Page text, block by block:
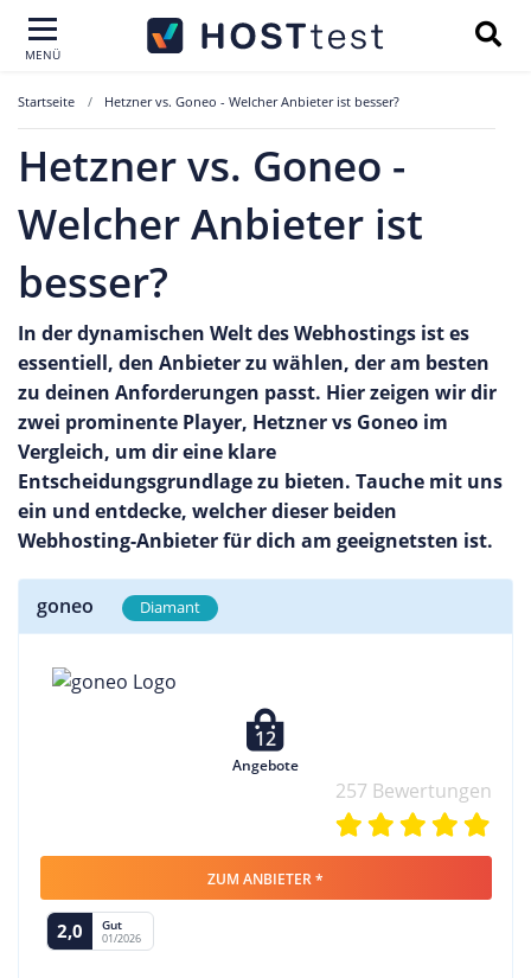
MENÜ
Startseite Hetzner vs. Goneo - Welcher Anbieter ist besser?
Hetzner vs. Goneo -
Welcher Anbieter ist
besser?
In der dynamischen Welt des Webhostings ist es
essentiell, den Anbieter zu wählen, der am besten
zu deinen Anforderungen passt. Hier zeigen wir dir
zwei prominente Player, Hetzner vs Goneo im
Vergleich, um dir eine klare
Entscheidungsgrundlage zu bieten. Tauche mit uns
ein und entdecke, welcher dieser beiden
Webhosting-Anbieter für dich am geeignetsten ist.
goneo Diamant
12
Angebote
257 Bewertungen
ZUM ANBIETER *
2,0 Gut
01/2026